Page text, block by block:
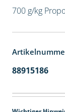
700 g/kg
88915186